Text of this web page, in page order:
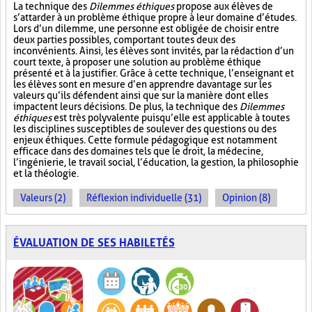
La technique des Dilemmes éthiquespropose aux élèves de
s’attarder à un problème éthique propre à leur domaine d’études.
Lors d’un dilemme, une personne est obligée de choisir entre
deux parties possibles, comportant toutes deux des
inconvénients. Ainsi, les élèves sont invités, par la rédaction d’un
court texte, à proposer une solution au problème éthique
présenté et à la justifier. Grâce à cette technique, l’enseignant et
les élèves sont en mesure d’en apprendre davantage sur les
valeurs qu’ils défendent ainsi que sur la manière dont elles
impactent leurs décisions. De plus, la technique des Dilemmes
éthiquesest très polyvalente puisqu’elle est applicable à toutes
les disciplines susceptibles de soulever des questions ou des
enjeux éthiques. Cette formule pédagogique est notamment
efficace dans des domaines tels que le droit, la médecine,
l’ingénierie, le travail social, l’éducation, la gestion, la philosophie
et la théologie.
Valeurs (2) Réflexion individuelle (31) Opinion (8)
ÉVALUATION DE SES HABILETÉS